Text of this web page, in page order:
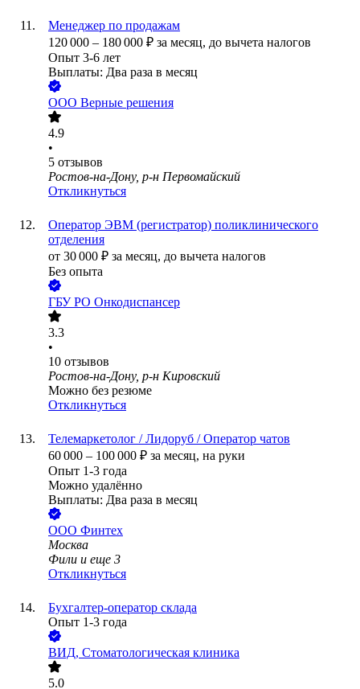
Менеджер по продажам
120 000 – 180 000 ₽ за месяц, до вычета налогов
Опыт 3-6 лет
Выплаты: Два раза в месяц
ООО Верные решения
4.9
•
5 отзывов
Ростов-на-Дону, р-н Первомайский
Откликнуться
Оператор ЭВМ (регистратор) поликлинического
отделения
от 30 000 ₽ за месяц, до вычета налогов
Без опыта
ГБУ РО Онкодиспансер
3.3
•
10 отзывов
Ростов-на-Дону, р-н Кировский
Можно без резюме
Откликнуться
Телемаркетолог / Лидоруб / Оператор чатов
60 000 – 100 000 ₽ за месяц, на руки
Опыт 1-3 года
Можно удалённо
Выплаты: Два раза в месяц
ООО Финтех
Москва
Фили и еще 3
Откликнуться
Бухгалтер-оператор склада
Опыт 1-3 года
ВИД, Стоматологическая клиника
5.0